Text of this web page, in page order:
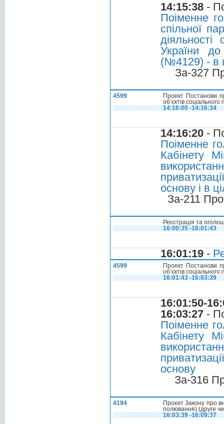
14:15:38 -
Поіменне
спільної
діяльності
України до
(№4129) - в
За-327
4599
Проект Постанови
об’єктів
14:16:00 -14:16:34
14:16:20 -
Поіменне
Кабінету
основу і в
За-211
Реєстрація та
16:00:35 -16:01:43
16:01:19 -
4599
Проект Постанови
об’єктів
16:01:43 -16:03:39
16:01:50-
16:03:27 -
Поіменне
Кабінету
основу
За-316
4194
Проект Закону про
полювання) (друге
16:03:39 -16:09:37